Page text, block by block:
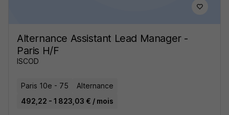
Alternance Assistant Lead Manager -
Paris H/F
ISCOD
Paris 10e - 75
Alternance
492,22 - 1 823,03 € / mois